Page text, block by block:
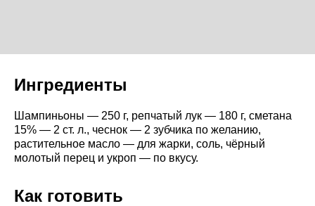
Ингредиенты
Шампиньоны — 250 г, репчатый лук — 180 г, сметана
15% — 2 ст. л., чеснок — 2 зубчика по желанию,
растительное масло — для жарки, соль, чёрный
молотый перец и укроп — по вкусу.
Как готовить